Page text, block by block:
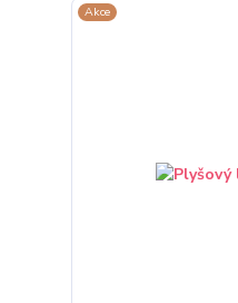
Akce